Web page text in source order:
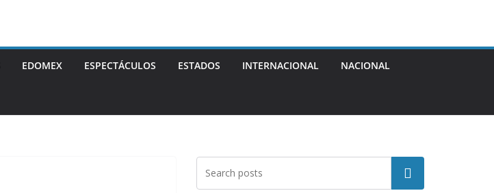
EDOMEX ESPECTÁCULOS ESTADOS INTERNACIONAL NACIONAL
Buscar